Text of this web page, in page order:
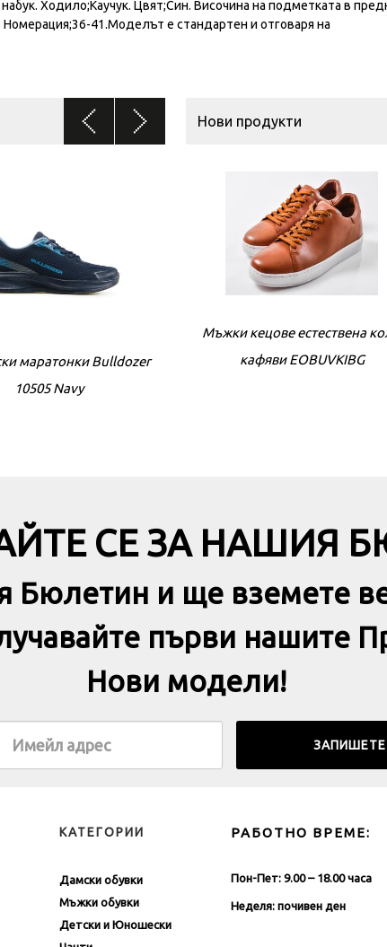
Ходило;Каучук. Цвят;Син. Височина на подметката в
Номерация;36-41.Моделът е стандартен и отговаря на
маратонки Bulldozer
10505 Navy
Юношески маратонки
Нови продукти
Мъжки кецове естествена
кафяви EOBUVKIBG
СЕ ЗА НАШИЯ
Бюлетин и ще вземете
първи нашите
Нови модели!
КАТЕГОРИИ
Дамски обувки
Мъжки обувки
Детски и Юношески
РАБОТНО ВРЕМЕ:
Пон-Пет: 9.00 – 18.00 часа
Неделя: почивен ден